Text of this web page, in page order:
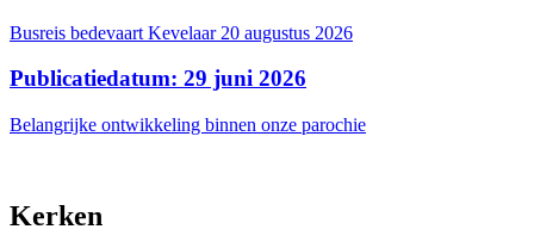
Busreis bedevaart Kevelaar 20 augustus 2026
Publicatiedatum: 29 juni 2026
Belangrijke ontwikkeling binnen onze parochie
Kerken